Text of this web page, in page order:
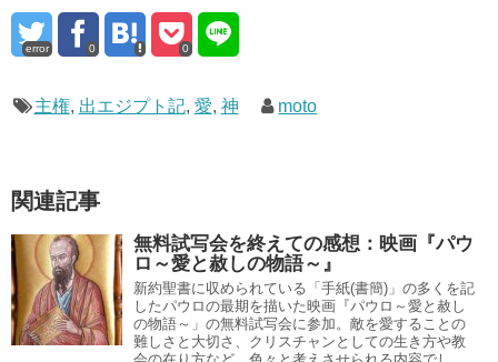
error 0 0
主権, 出エジプト記, 愛, 神 moto
関連記事
無料試写会を終えての感想：映画『パウ
ロ～愛と赦しの物語～』
新約聖書に収められている「手紙(書簡)」の多くを記
したパウロの最期を描いた映画『パウロ～愛と赦し
の物語～」の無料試写会に参加。敵を愛することの
難しさと大切さ、クリスチャンとしての生き方や教